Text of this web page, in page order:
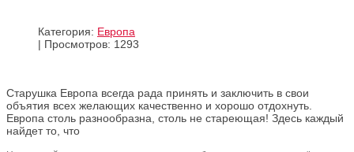
Категория: Европа
| Просмотров: 1293
Старушка Европа всегда рада принять и заключить в свои
объятия всех желающих качественно и хорошо отдохнуть.
Европа столь разнообразна, столь не стареющая! Здесь каждый
найдет то, что